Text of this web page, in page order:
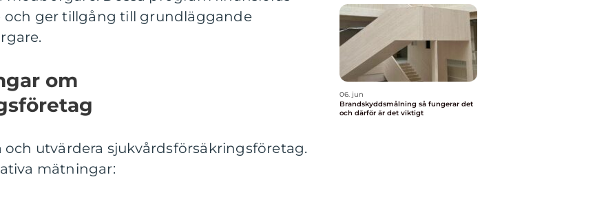
och ger tillgång till grundläggande
om
utvärdera sjukvårdsförsäkringsföretag.
mätningar:
06. jun
Brandskyddsmålning så fungerar det
och därför är det viktigt